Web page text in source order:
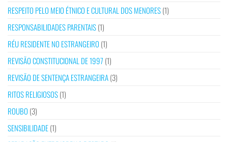
RESPEITO PELO MEIO ÉTNICO E CULTURAL DOS MENORES(1)
RESPONSABILIDADES PARENTAIS(1)
RÉU RESIDENTE NO ESTRANGEIRO (1)
REVISÃO CONSTITUCIONAL DE 1997 (1)
REVISÃO DE SENTENÇA ESTRANGEIRA(3)
RITOS RELIGIOSOS(1)
ROUBO (3)
SENSIBILIDADE(1)